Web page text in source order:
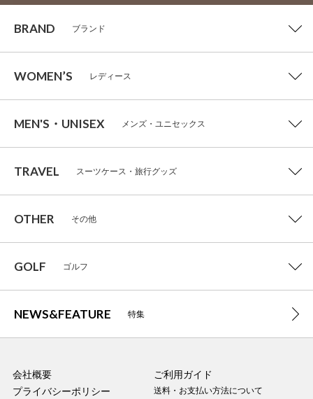
BRAND ブランド
WOMEN’S レディース
MEN'S・UNISEX メンズ・ユニセックス
TRAVEL スーツケース・旅行グッズ
OTHER その他
GOLF ゴルフ
NEWS&FEATURE 特集
会社概要
プライバシーポリシー
ご利用ガイド
送料・お支払い方法について